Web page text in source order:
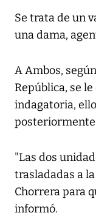
Se trata de un
una dama,
A Ambos,
República, se
indagatoria,
"Las dos
trasladadas a
Chorrera para
informó.